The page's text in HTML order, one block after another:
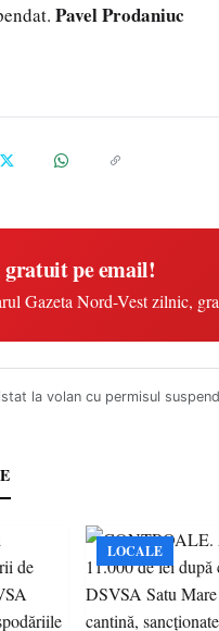
Pavel Prodaniuc
pe email!
Gazeta Nord-Vest zilnic,
la volan cu permisul
LOCALE